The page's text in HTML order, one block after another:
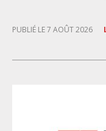
personnes
préfecture de police
PUBLIÉ LE 7 AOÛT 2026